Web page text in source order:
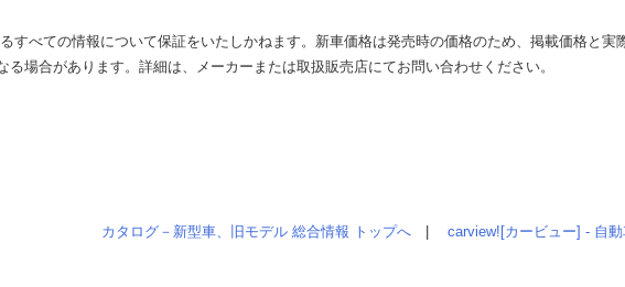
すべての情報について保証をいたしかねます。新車価格は発売時の価格のため、掲載価格と実
る場合があります。詳細は、メーカーまたは取扱販売店にてお問い合わせください。
カタログ－新型車、旧モデル 総合情報 トップへ carview![カービュー] - 自